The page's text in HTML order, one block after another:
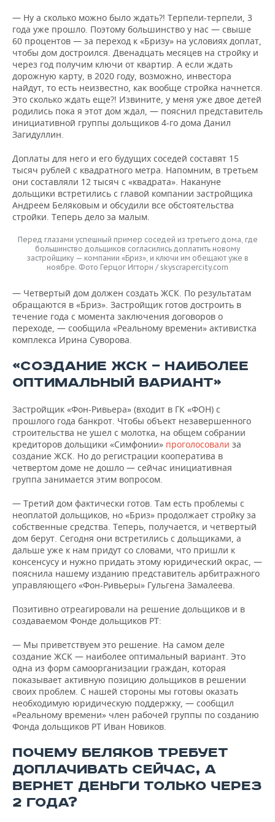
— Ну а сколько можно было ждать?! Терпели-терпели, 3
года уже прошло. Поэтому большинство у нас — свыше
60 процентов — за переход к «Бризу» на условиях доплат,
чтобы дом достроился. Двенадцать месяцев на стройку и
через год получим ключи от квартир. А если ждать
дорожную карту, в 2020 году, возможно, инвестора
найдут, то есть неизвестно, как вообще стройка начнется.
Это сколько ждать еще?! Извините, у меня уже двое детей
родились пока я этот дом ждал, — пояснил представитель
инициативной группы дольщиков 4-го дома Данил
Загидуллин.
Доплаты для него и его будущих соседей составят 15
тысяч рублей с квадратного метра. Напомним, в третьем
они составляли 12 тысяч с «квадрата». Накануне
дольщики встретились с главой компании застройщика
Андреем Беляковым и обсудили все обстоятельства
стройки. Теперь дело за малым.
Перед глазами успешный пример соседей из третьего дома, где
большинство дольщиков согласились доплатить новому
застройщику — компании «Бриз», и ключи им обещают уже в
ноябре. Фото Герцог Игторн / skyscrapercity.com
— Четвертый дом должен создать ЖСК. По результатам
обращаются в «Бриз». Застройщик готов достроить в
течение года с момента заключения договоров о
переходе, — сообщила «Реальному времени» активистка
комплекса Ирина Суворова.
«СОЗДАНИЕ ЖСК — НАИБОЛЕЕ
ОПТИМАЛЬНЫЙ ВАРИАНТ»
Застройщик «Фон-Ривьера» (входит в ГК «ФОН) с
прошлого года банкрот. Чтобы объект незавершенного
строительства не ушел с молотка, на общем собрании
кредиторов дольщики «Симфонии» проголосовали за
создание ЖСК. Но до регистрации кооператива в
четвертом доме не дошло — сейчас инициативная
группа занимается этим вопросом.
— Третий дом фактически готов. Там есть проблемы с
неоплатой дольщиков, но «Бриз» продолжает стройку за
собственные средства. Теперь, получается, и четвертый
дом берут. Сегодня они встретились с дольщиками, а
дальше уже к нам придут со словами, что пришли к
консенсусу и нужно придать этому юридический окрас, —
пояснила нашему изданию представитель арбитражного
управляющего «Фон-Ривьеры» Гульгена Замалеева.
Позитивно отреагировали на решение дольщиков и в
создаваемом Фонде дольщиков РТ:
— Мы приветствуем это решение. На самом деле
создание ЖСК — наиболее оптимальный вариант. Это
одна из форм самоорганизации граждан, которая
показывает активную позицию дольщиков в решении
своих проблем. С нашей стороны мы готовы оказать
необходимую юридическую поддержку, — сообщил
«Реальному времени» член рабочей группы по созданию
Фонда дольщиков РТ Иван Новиков.
ПОЧЕМУ БЕЛЯКОВ ТРЕБУЕТ
ДОПЛАЧИВАТЬ СЕЙЧАС, А
ВЕРНЕТ ДЕНЬГИ ТОЛЬКО ЧЕРЕЗ
2 ГОДА?